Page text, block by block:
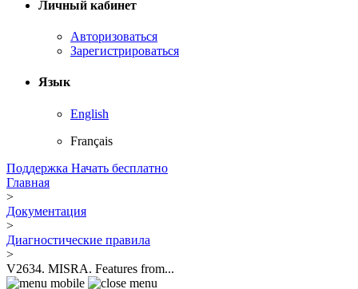
Личный кабинет
Авторизоваться
Зарегистрироваться
Язык
English
Français
Поддержка Начать бесплатно
Главная
>
Документация
>
Диагностические правила
>
V2634. MISRA. Features from...